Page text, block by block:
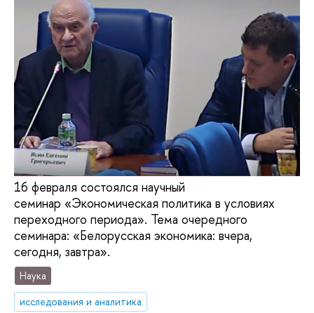
16 февраля состоялся научный
семинар «Экономическая политика в условиях
переходного периода». Тема очередного
семинара: «Белорусская экономика: вчера,
сегодня, завтра».
Наука
исследования и аналитика